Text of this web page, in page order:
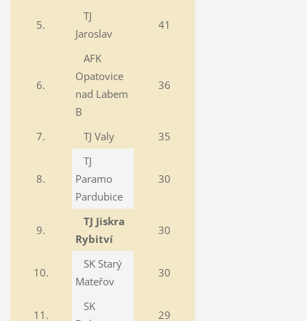
5.
TJ
Jaroslav
41
6.
AFK
Opatovice
nad Labem
B
36
7. TJ Valy 35
8.
TJ
Paramo
Pardubice
30
9.
TJ Jiskra
Rybitví
30
10.
SK Starý
Mateřov
30
11.
SK
29